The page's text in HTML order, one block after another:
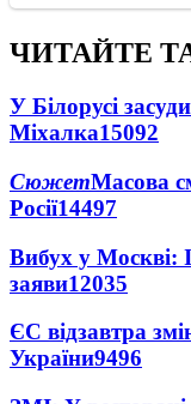
ЧИТАЙТЕ
У Білорусі
Міхалка15092
СюжетМасова
Росії14497
Вибух у Москві:
заяви12035
ЄС відзавтра
України9496